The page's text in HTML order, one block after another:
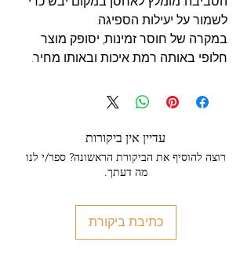
לשמור על יעילות הספיגה.
במקרה של חוסר זמינות, יסופק מוצר
חלופי באותה רמת איכות ובאותו מחיר.
עדיין אין ביקורות
רוצה להוסיף את הביקורת הראשונה? ספר/י לנו
מה דעתך.
כתיבת ביקורת